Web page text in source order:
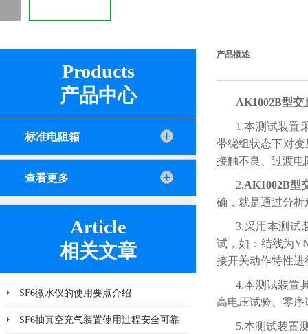
Products
产品中心
标准电阻箱
查看更多
Article
相关文章
SF6微水仪的使用要点介绍
SF6抽真空充气装置使用过程安全可靠
产品概述
AK1002B型交
1.本测试装置
带绕组状态下对
接触不良、过渡
2.AK1002B型
确，就是通过分
3.采用本测试
试，如：结线为
接开关动作特性进
4.本测试装置
高电压试验、零序
5.本测试装置